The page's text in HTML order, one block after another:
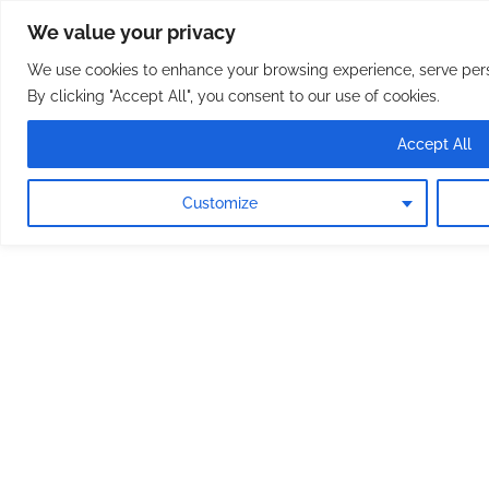
We value your privacy
We use cookies to enhance your browsing experience, serve
By clicking "Accept All", you consent to our use of cookies.
Customize
Accept All
content
Osterreichische Pfarreie